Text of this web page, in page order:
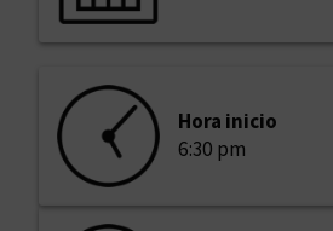
Hora inicio
6:30 pm